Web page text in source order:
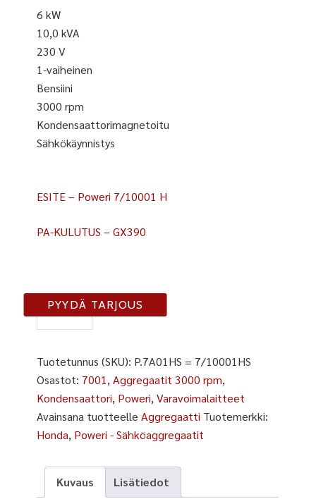
6 kW
10,0 kVA
230 V
1-vaiheinen
Bensiini
3000 rpm
Kondensaattorimagnetoitu
Sähkökäynnistys
ESITE – Poweri 7/10001 H
PA-KULUTUS – GX390
7A01
HS
PYYDÄ TARJOUS
Tuotetunnus (SKU): P.7A01HS = 7/10001HS
Osastot: 7001,Aggregaatit 3000 rpm,
Kondensaattori, Poweri,Varavoimalaitteet
Avainsana tuotteelleAggregaatti Tuotemerkki:
Honda, Poweri - Sähköaggregaatit
Kuvaus Lisätiedot